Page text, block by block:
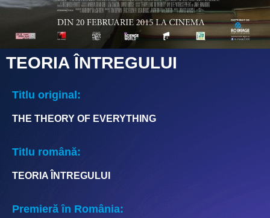
TEORIA ÎNTREGULUI
Titlu original:
THE THEORY OF EVERYTHING
Titlu română:
TEORIA ÎNTREGULUI
Premieră în România: